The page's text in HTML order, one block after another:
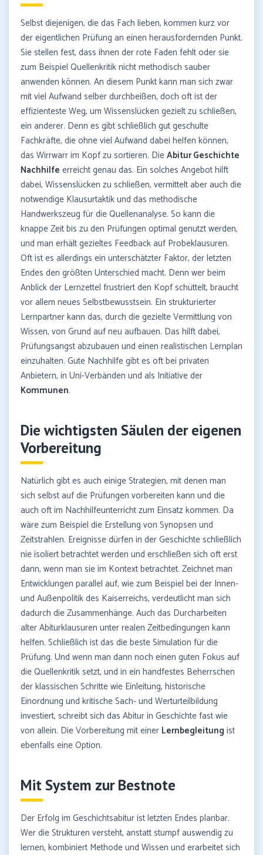
Selbst diejenigen, die das Fach lieben, kommen kurz vor
der eigentlichen Prüfung an einen herausfordernden Punkt.
Sie stellen fest, dass ihnen der rote Faden fehlt oder sie
zum Beispiel Quellenkritik nicht methodisch sauber
anwenden können. An diesem Punkt kann man sich zwar
mit viel Aufwand selber durchbeißen, doch oft ist der
effizienteste Weg, um Wissenslücken gezielt zu schließen,
ein anderer. Denn es gibt schließlich gut geschulte
Fachkräfte, die ohne viel Aufwand dabei helfen können,
das Wirrwarr im Kopf zu sortieren. DieAbitur Geschichte
Nachhilfe erreicht genau das. Ein solches Angebot hilft
dabei, Wissenslücken zu schließen, vermittelt aber auch die
notwendige Klausurtaktik und das methodische
Handwerkszeug für die Quellenanalyse. So kann die
knappe Zeit bis zu den Prüfungen optimal genutzt werden,
und man erhält gezieltes Feedback auf Probeklausuren.
Oft ist es allerdings ein unterschätzter Faktor, der letzten
Endes den größten Unterschied macht. Denn wer beim
Anblick der Lernzettel frustriert den Kopf schüttelt, braucht
vor allem neues Selbstbewusstsein. Ein strukturierter
Lernpartner kann das, durch die gezielte Vermittlung von
Wissen, von Grund auf neu aufbauen. Das hilft dabei,
Prüfungsangst abzubauen und einen realistischen Lernplan
einzuhalten. Gute Nachhilfe gibt es oft bei privaten
Anbietern, in Uni-Verbänden und als Initiative der
Kommunen.
Die wichtigsten Säulen der eigenen
Vorbereitung
Natürlich gibt es auch einige Strategien, mit denen man
sich selbst auf die Prüfungen vorbereiten kann und die
auch oft im Nachhilfeunterricht zum Einsatz kommen. Da
wäre zum Beispiel die Erstellung von Synopsen und
Zeitstrahlen. Ereignisse dürfen in der Geschichte schließlich
nie isoliert betrachtet werden und erschließen sich oft erst
dann, wenn man sie im Kontext betrachtet. Zeichnet man
Entwicklungen parallel auf, wie zum Beispiel bei der Innen-
und Außenpolitik des Kaiserreichs, verdeutlicht man sich
dadurch die Zusammenhänge. Auch das Durcharbeiten
alter Abiturklausuren unter realen Zeitbedingungen kann
helfen. Schließlich ist das die beste Simulation für die
Prüfung. Und wenn man dann noch einen guten Fokus auf
die Quellenkritik setzt, und in ein handfestes Beherrschen
der klassischen Schritte wie Einleitung, historische
Einordnung und kritische Sach- und Werturteilbildung
investiert, schreibt sich das Abitur in Geschichte fast wie
von allein. Die Vorbereitung mit einer Lernbegleitung ist
ebenfalls eine Option.
Mit System zur Bestnote
Der Erfolg im Geschichtsabitur ist letzten Endes planbar.
Wer die Strukturen versteht, anstatt stumpf auswendig zu
lernen, kombiniert Methode und Wissen und erarbeitet sich